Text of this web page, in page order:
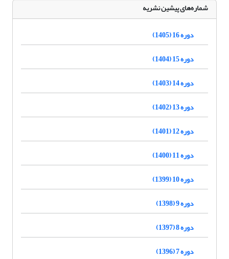
شماره‌های پیشین نشریه
دوره 16 (1405)
دوره 15 (1404)
دوره 14 (1403)
دوره 13 (1402)
دوره 12 (1401)
دوره 11 (1400)
دوره 10 (1399)
دوره 9 (1398)
دوره 8 (1397)
دوره 7 (1396)